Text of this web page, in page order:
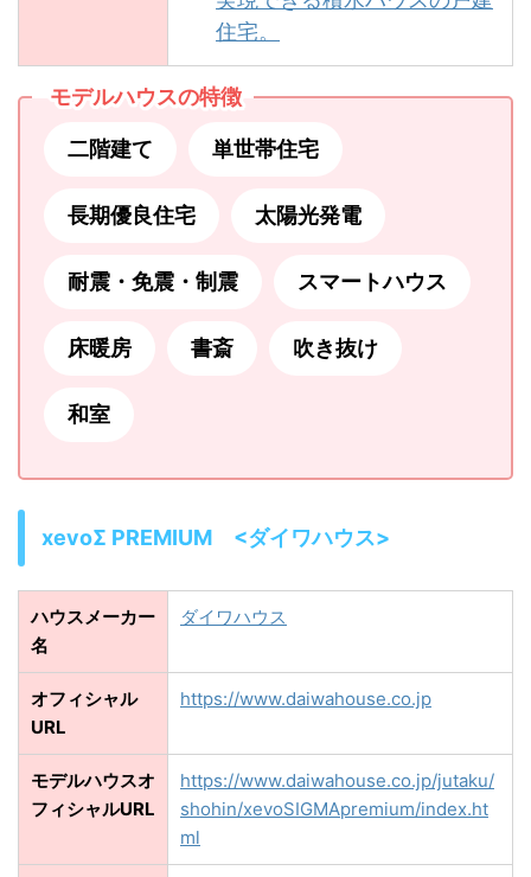
住宅。
モデルハウスの特徴
二階建て 単世帯住宅
長期優良住宅 太陽光発電
耐震・免震・制震 スマートハウス
床暖房 書斎 吹き抜け
和室
xevoΣ PREMIUM <ダイワハウス>
ハウスメーカー
名
ダイワハウス
オフィシャル
URL
https://www.daiwahouse.co.jp
モデルハウスオ
フィシャルURL
https://www.daiwahouse.co.jp/jutaku/
shohin/xevoSIGMApremium/index.ht
ml